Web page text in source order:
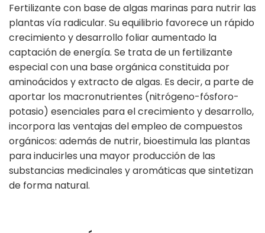
Fertilizante con base de algas marinas para nutrir las
plantas vía radicular. Su equilibrio favorece un rápido
crecimiento y desarrollo foliar aumentado la
captación de energía. Se trata de un fertilizante
especial con una base orgánica constituida por
aminoácidos y extracto de algas. Es decir, a parte de
aportar los macronutrientes (nitrógeno-fósforo-
potasio) esenciales para el crecimiento y desarrollo,
incorpora las ventajas del empleo de compuestos
orgánicos: además de nutrir, bioestimula las plantas
para inducirles una mayor producción de las
substancias medicinales y aromáticas que sintetizan
de forma natural.